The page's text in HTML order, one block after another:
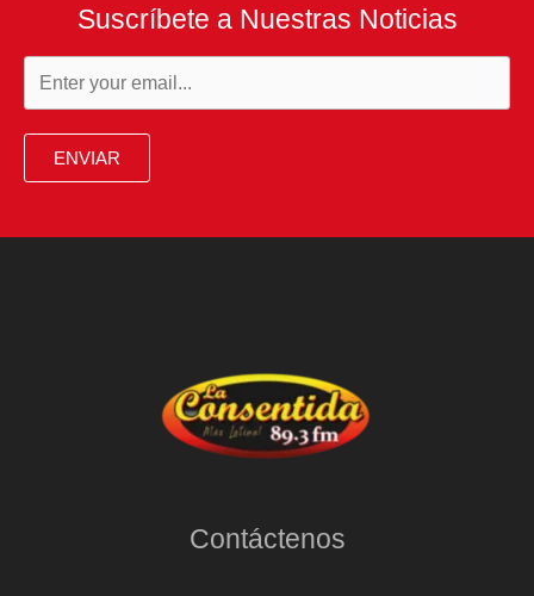
Suscríbete a Nuestras Noticias
ENVIAR
Contáctenos